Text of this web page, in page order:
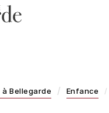
à Bellegarde Enfance